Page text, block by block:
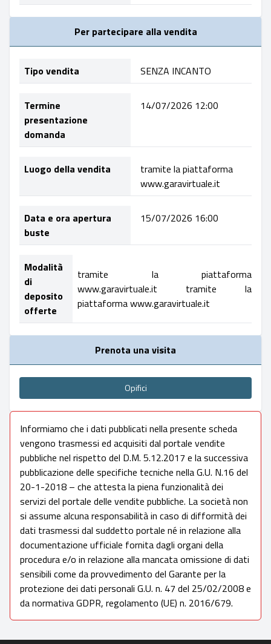
Per partecipare alla vendita
Tipo vendita SENZA INCANTO
Termine
presentazione
domanda
14/07/2026 12:00
Luogo della vendita
tramite la piattaforma
www.garavirtuale.it
Data e ora apertura
buste
15/07/2026 16:00
Modalità
di
deposito
offerte
tramite la piattaforma
www.garavirtuale.it tramite la
piattaforma www.garavirtuale.it
Prenota una visita
Opifici
Informiamo che i dati pubblicati nella presente scheda
vengono trasmessi ed acquisiti dal portale vendite
pubbliche nel rispetto del D.M. 5.12.2017 e la successiva
pubblicazione delle specifiche tecniche nella G.U. N.16 del
20-1-2018 – che attesta la piena funzionalità dei
servizi del portale delle vendite pubbliche. La società non
si assume alcuna responsabilità in caso di difformità dei
dati trasmessi dal suddetto portale né in relazione alla
documentazione ufficiale fornita dagli organi della
procedura e/o in relazione alla mancata omissione di dati
sensibili come da provvedimento del Garante per la
protezione dei dati personali G.U. n. 47 del 25/02/2008 e
da normativa GDPR, regolamento (UE) n. 2016/679.